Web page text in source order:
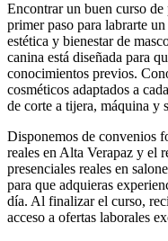
Encontrar un buen curso
primer paso para labrarte
estética y bienestar de
canina está diseñada para
conocimientos previos.
cosméticos adaptados a
de corte a tijera, máquina y
Disponemos de convenios
reales en Alta Verapaz y el
presenciales reales en
para que adquieras
día. Al finalizar el curso,
acceso a ofertas laborales